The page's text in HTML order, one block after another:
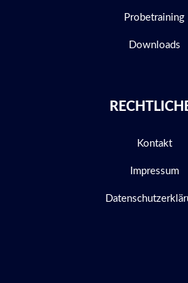
Probetraining
Downloads
Kontakt
Impressum